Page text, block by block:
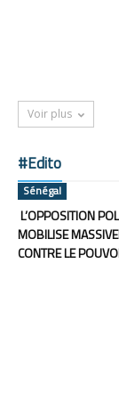
Voir plus
#Edito
Sénégal
L’OPPOSITION
MOBILISE
CONTRE LE